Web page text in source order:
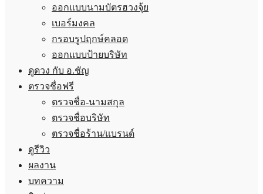
ออกแบบนามบัตรฮวงจุ้ย
เบอร์มงคล
กรอบรูปฤกษ์คลอด
ออกแบบป้ายบริษัท
ดูดวง กับ อ.ชัญ
ตรวจชื่อฟรี
ตรวจชื่อ-นามสกุล
ตรวจชื่อบริษัท
ตรวจชื่อร้าน/แบรนด์
ดูรีวิว
ผลงาน
บทความ